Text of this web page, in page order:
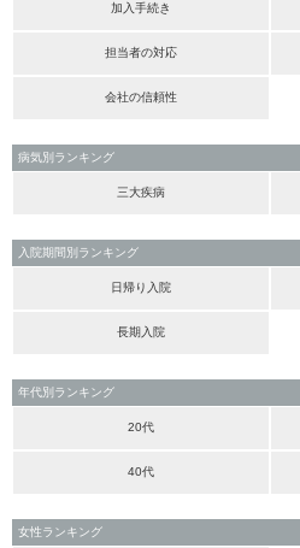
加入手続き
担当者の対応
会社の信頼性
病気別ランキング
三大疾病
入院期間別ランキング
日帰り入院
長期入院
年代別ランキング
20代
40代
女性ランキング